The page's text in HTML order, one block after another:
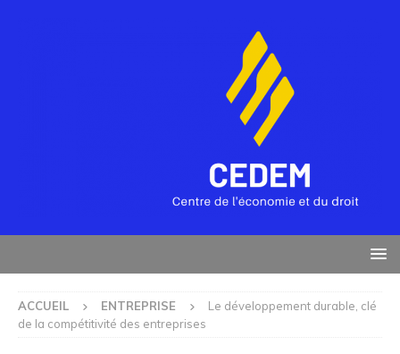
ACCUEIL ENTREPRISE
Le développement durable, clé
de la compétitivité des entreprises